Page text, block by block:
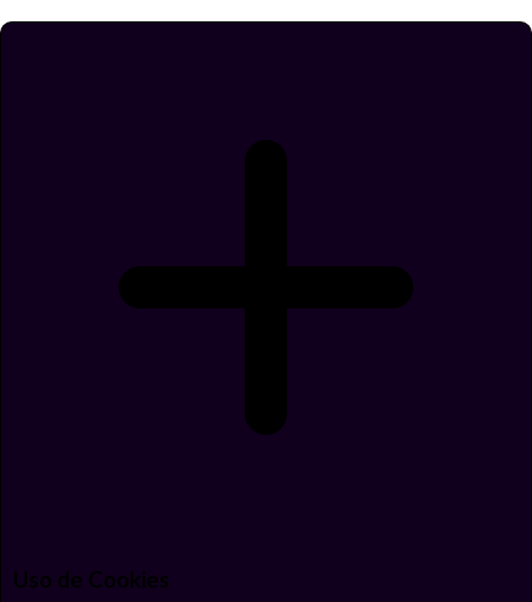
Uso de Cookies